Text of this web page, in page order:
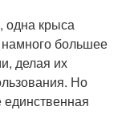
одна крыса
намного большее
делая их
Но